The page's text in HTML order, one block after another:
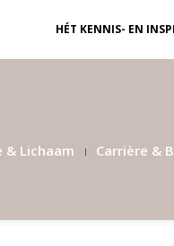
HÉT KENNIS- EN
& Lichaam Carrière &